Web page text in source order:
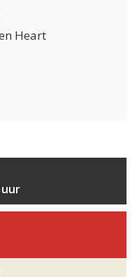
Heart
uur